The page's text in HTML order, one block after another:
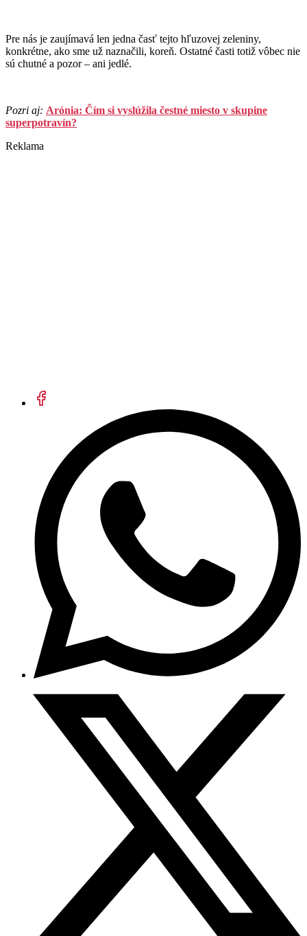
Pre nás je zaujímavá len jedna časť tejto hľuzovej zeleniny,
konkrétne, ako sme už naznačili, koreň. Ostatné časti totiž vôbec nie
sú chutné a pozor – ani jedlé.
Pozri aj: Arónia: Čím si vyslúžila čestné miesto v skupine
superpotravín?
Reklama